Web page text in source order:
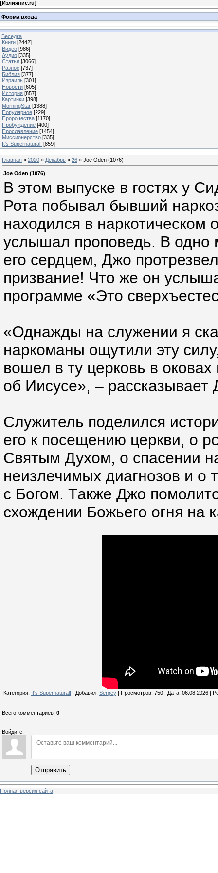
[Излияние.ru]
Форма входа
Беседка
Книги [2442]
Видео [986]
Аудио [335]
Статьи [3066]
Разное [737]
Библия [377]
Израиль [301]
Новости [605]
История [857]
Картинки [398]
MorningStar [1388]
Популярное [229]
Пророчества [1170]
Пробуждение [400]
Прославление [1454]
Миссионерство [335]
It's Supernatural! [859]
Главная » 2020 » Декабрь » 26 » Joe Oden (1076)
Joe Oden (1076)
В этом выпуске в гостях у
Рота побывал бывший
находился в
услышал проповедь. В одно
его сердцем, Джо
призвание! Что же он
программе «Это
«Однажды на служении я
наркоманы ощутили эту
вошел в ту церковь в
об Иисусе», – рассказывает
Служитель поделился
его к посещению церкви, о
Святым Духом, о спасении
неизлечимых диагнозов и о
с Богом. Также Джо
схождении Божьего огня на
Категория: It's Supernatural! | Добавил: Sergey | Просмотров: 750 | Дата: 06.08.2026 |
Всего комментариев: 0
Войдите:
Отправить
Полная версия сайта